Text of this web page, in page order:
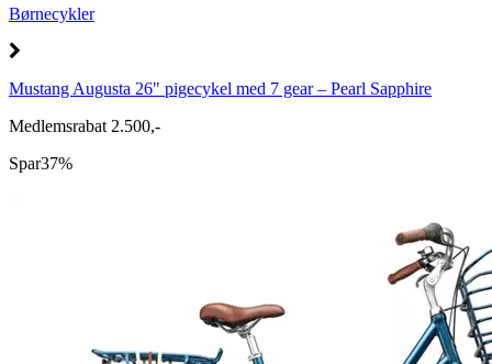
Børnecykler
Mustang Augusta 26" pigecykel med 7 gear – Pearl Sapphire
Medlemsrabat 2.500,-
Spar37%